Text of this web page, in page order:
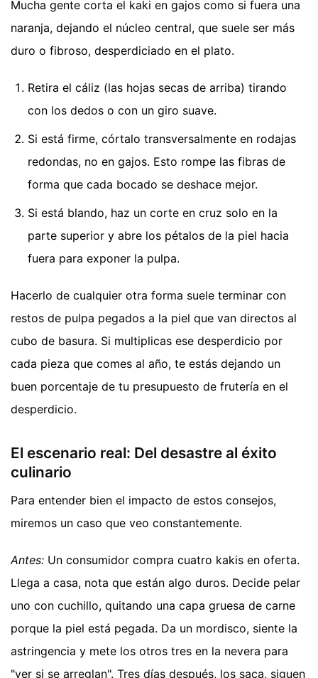
Mucha gente corta el kaki en gajos como si fuera una
naranja, dejando el núcleo central, que suele ser más
duro o fibroso, desperdiciado en el plato.
Retira el cáliz (las hojas secas de arriba) tirando
con los dedos o con un giro suave.
Si está firme, córtalo transversalmente en rodajas
redondas, no en gajos. Esto rompe las fibras de
forma que cada bocado se deshace mejor.
Si está blando, haz un corte en cruz solo en la
parte superior y abre los pétalos de la piel hacia
fuera para exponer la pulpa.
Hacerlo de cualquier otra forma suele terminar con
restos de pulpa pegados a la piel que van directos al
cubo de basura. Si multiplicas ese desperdicio por
cada pieza que comes al año, te estás dejando un
buen porcentaje de tu presupuesto de frutería en el
desperdicio.
El escenario real: Del desastre al éxito
culinario
Para entender bien el impacto de estos consejos,
miremos un caso que veo constantemente.
Antes: Un consumidor compra cuatro kakis en oferta.
Llega a casa, nota que están algo duros. Decide pelar
uno con cuchillo, quitando una capa gruesa de carne
porque la piel está pegada. Da un mordisco, siente la
astringencia y mete los otros tres en la nevera para
"ver si se arreglan". Tres días después, los saca, siguen